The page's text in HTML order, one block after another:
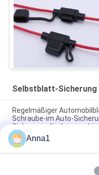
Selbstblatt-Sicherung
Regelmäßiger
Schraube-im Auto-
ROHS-Auto-Sicherungs-
flammhemmenden
Anna1